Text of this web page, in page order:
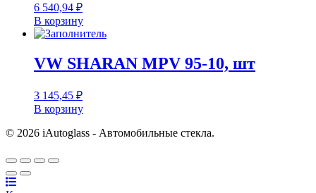
6 540,94 ₽
В корзину
VW SHARAN MPV 95-10, шт
3 145,45 ₽
В корзину
© 2026 iAutoglass - Автомобильные стекла.